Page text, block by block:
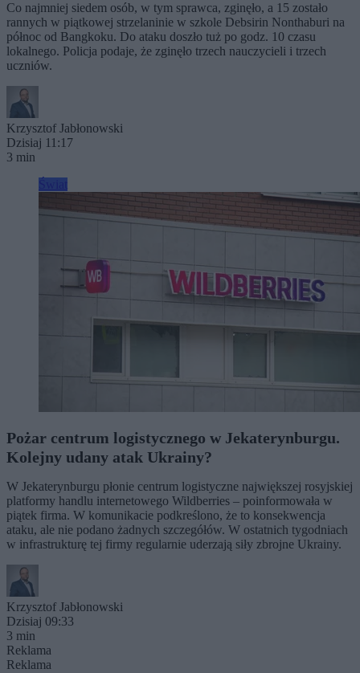
Co najmniej siedem osób, w tym sprawca, zginęło, a 15 zostało
rannych w piątkowej strzelaninie w szkole Debsirin Nonthaburi na
północ od Bangkoku. Do ataku doszło tuż po godz. 10 czasu
lokalnego. Policja podaje, że zginęło trzech nauczycieli i trzech
uczniów.
Krzysztof Jabłonowski
Dzisiaj 11:17
3 min
Pożar centrum logistycznego w Jekaterynburgu.
Kolejny udany atak Ukrainy?
W Jekaterynburgu płonie centrum logistyczne największej rosyjskiej
platformy handlu internetowego Wildberries – poinformowała w
piątek firma. W komunikacie podkreślono, że to konsekwencja
ataku, ale nie podano żadnych szczegółów. W ostatnich tygodniach
w infrastrukturę tej firmy regularnie uderzają siły zbrojne Ukrainy.
Krzysztof Jabłonowski
Dzisiaj 09:33
3 min
Reklama
Reklama